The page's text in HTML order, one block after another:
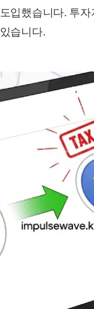
입했습니다. 투
습니다.